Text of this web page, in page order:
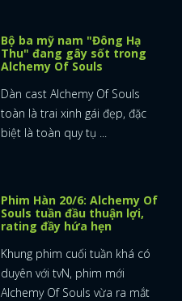
Bộ ba mỹ nam "Đông Hạ
Thu" đang gây sốt trong
Alchemy Of Souls
Dàn cast Alchemy Of Souls
toàn là trai xinh gái đẹp, đặc
biệt là toàn quy tụ ...
Phim Hàn 20/6: Alchemy Of
Souls tuần đầu thuận lợi,
rating đầy hứa hẹn
Khung phim cuối tuần khá có
duyên với tvN, phim mới
Alchemy Of Souls vừa ra mắt